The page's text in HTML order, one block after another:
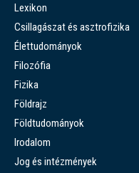
Lexikon
Csillagászat és asztrofizika
Élettudományok
Filozófia
Fizika
Földrajz
Földtudományok
Irodalom
Jog és intézmények